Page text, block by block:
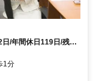
/年間休日119日/残業
1分